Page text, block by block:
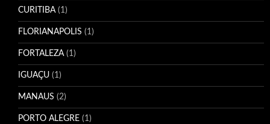
CURITIBA(1)
FLORIANAPOLIS (1)
FORTALEZA(1)
IGUAÇU (1)
MANAUS (2)
PORTO ALEGRE (1)